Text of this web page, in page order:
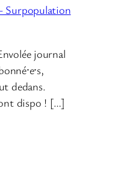
Surpopulation
journal
dedans.
dispo ! […]